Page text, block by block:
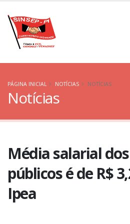
PÁGINA INICIAL NOTÍCIAS NOTÍCIAS
Notícias
Média salarial
públicos é de R$
Ipea